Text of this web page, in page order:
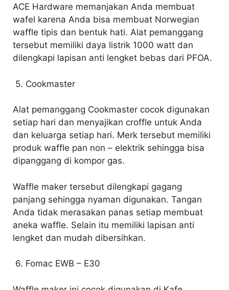
ACE Hardware memanjakan Anda membuat
wafel karena Anda bisa membuat Norwegian
waffle tipis dan bentuk hati. Alat pemanggang
tersebut memiliki daya listrik 1000 watt dan
dilengkapi lapisan anti lengket bebas dari PFOA.
5. Cookmaster
Alat pemanggang Cookmaster cocok digunakan
setiap hari dan menyajikan croffle untuk Anda
dan keluarga setiap hari. Merk tersebut memiliki
produk waffle pan non – elektrik sehingga bisa
dipanggang di kompor gas.
Waffle maker tersebut dilengkapi gagang
panjang sehingga nyaman digunakan. Tangan
Anda tidak merasakan panas setiap membuat
aneka waffle. Selain itu memiliki lapisan anti
lengket dan mudah dibersihkan.
6. Fomac EWB – E30